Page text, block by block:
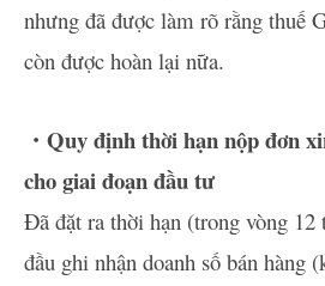
nhưng đã được làm rõ rằng thuế
còn được hoàn lại nữa.
・Quy định thời hạn nộp đơn
cho giai đoạn đầu tư
Đã đặt ra thời hạn (trong vòng 12
đầu ghi nhận doanh số bán hàng